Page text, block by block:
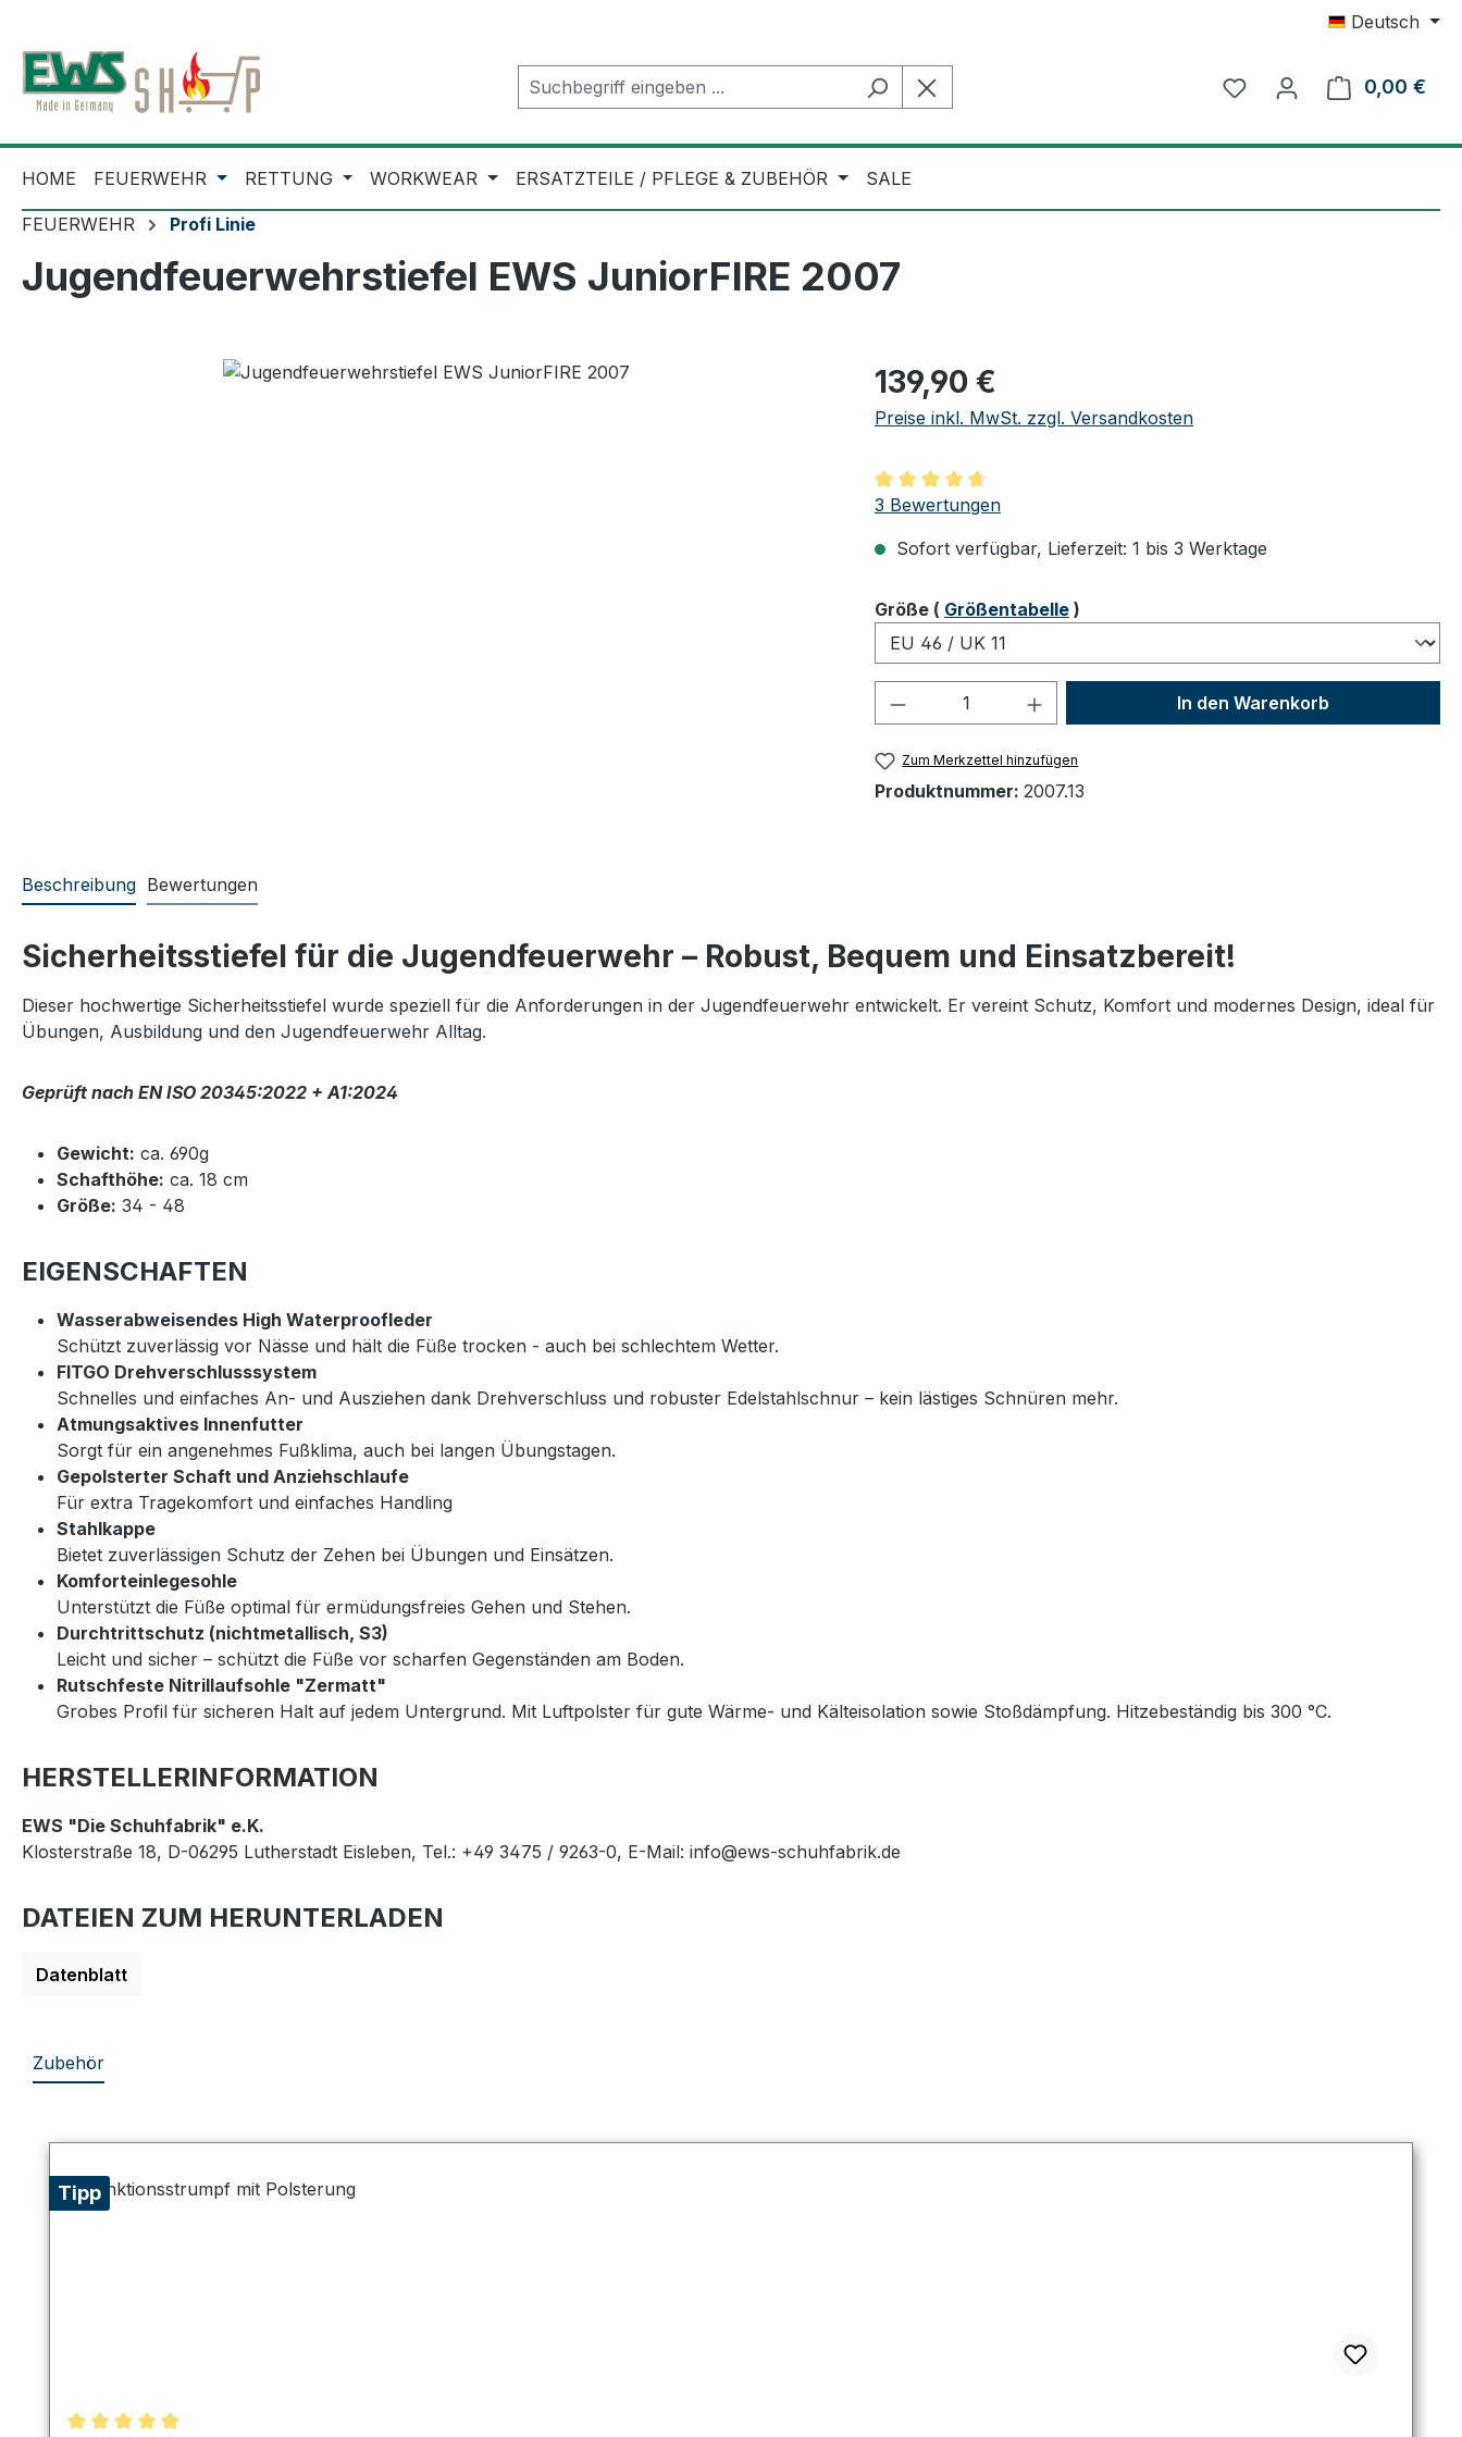
Deutsch
0,00 €
HOME FEUERWEHR RETTUNG WORKWEAR ERSATZTEILE / PFLEGE & ZUBEHÖR SALE
FEUERWEHR Profi Linie
Jugendfeuerwehrstiefel EWS JuniorFIRE 2007
Regulärer Preis:
139,90 €
Preise inkl. MwSt. zzgl. Versandkosten
Durchschnittliche Bewertung von 4.67 von 5 Sternen
3 Bewertungen
Sofort verfügbar, Lieferzeit: 1 bis 3 Werktage
Größeauswählen
( Größentabelle )
Produkt Anzahl: Gib den gewünschten Wert
In den Warenkorb
Zum Merkzettel hinzufügen
Produktnummer: 2007.13
Beschreibung Bewertungen
Sicherheitsstiefel für die Jugendfeuerwehr – Robust, Bequem und Einsatzbereit!
Dieser hochwertige Sicherheitsstiefel wurde speziell für die Anforderungen in der Jugendfeuerwehr entwickelt. Er vereint Schutz, Komfort und modernes Design, ideal für
Übungen, Ausbildung und den Jugendfeuerwehr Alltag.
Geprüft nach EN ISO 20345:2022 + A1:2024
Gewicht: ca. 690g
Schafthöhe: ca. 18 cm
Größe: 34 - 48
EIGENSCHAFTEN
Wasserabweisendes High Waterproofleder
Schützt zuverlässig vor Nässe und hält die Füße trocken - auch bei schlechtem Wetter.
FITGO Drehverschlusssystem
Schnelles und einfaches An- und Ausziehen dank Drehverschluss und robuster Edelstahlschnur – kein lästiges Schnüren mehr.
Atmungsaktives Innenfutter
Sorgt für ein angenehmes Fußklima, auch bei langen Übungstagen.
Gepolsterter Schaft und Anziehschlaufe
Für extra Tragekomfort und einfaches Handling
Stahlkappe
Bietet zuverlässigen Schutz der Zehen bei Übungen und Einsätzen.
Komforteinlegesohle
Unterstützt die Füße optimal für ermüdungsfreies Gehen und Stehen.
Durchtrittschutz (nichtmetallisch, S3)
Leicht und sicher – schützt die Füße vor scharfen Gegenständen am Boden.
Rutschfeste Nitrillaufsohle "Zermatt"
Grobes Profil für sicheren Halt auf jedem Untergrund. Mit Luftpolster für gute Wärme- und Kälteisolation sowie Stoßdämpfung. Hitzebeständig bis 300 °C.
HERSTELLERINFORMATION
EWS "Die Schuhfabrik" e.K.
Klosterstraße 18, D-06295 Lutherstadt Eisleben, Tel.: +49 3475 / 9263-0, E-Mail: info@ews-schuhfabrik.de
DATEIEN ZUM HERUNTERLADEN
Datenblatt
Zubehör
Tipp